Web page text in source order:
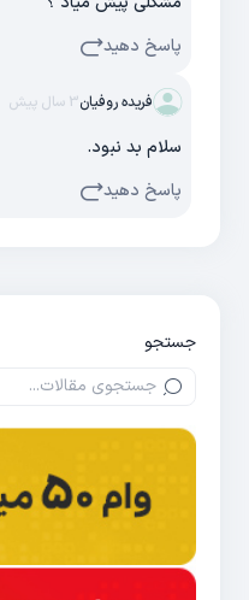
پاسخ دهید
فریده روفیان3 سال پیش
سلام بد نبود.
پاسخ دهید
جستجو